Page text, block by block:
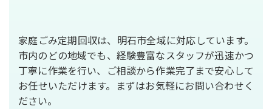
家庭ごみ定期回収は、明石市全域に対応しています。
市内のどの地域でも、経験豊富なスタッフが迅速かつ
丁寧に作業を行い、ご相談から作業完了まで安心して
お任せいただけます。まずはお気軽にお問い合わせく
ださい。